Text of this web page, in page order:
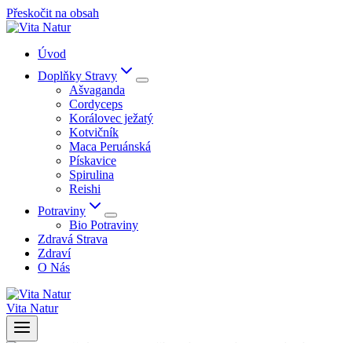
Přeskočit na obsah
Úvod
Doplňky Stravy
Ašvaganda
Cordyceps
Korálovec ježatý
Kotvičník
Maca Peruánská
Pískavice
Spirulina
Reishi
Potraviny
Bio Potraviny
Zdravá Strava
Zdraví
O Nás
Vita Natur